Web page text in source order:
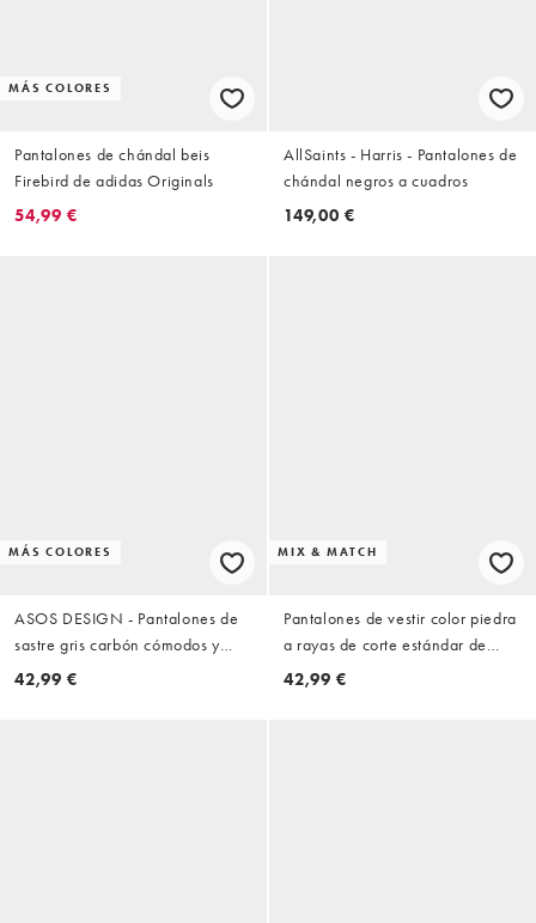
MÁS COLORES
Pantalones de chándal beis
Firebird de adidas Originals
54,99 €
AllSaints - Harris - Pantalones de
chándal negros a cuadros
149,00 €
MÁS COLORES
ASOS DESIGN - Pantalones de
sastre gris carbón cómodos y
elásticos de pernera ancha con
42,99 €
MIX & MATCH
Pantalones de vestir color piedra
a rayas de corte estándar de
ASOS DESIGN (parte de un
42,99 €